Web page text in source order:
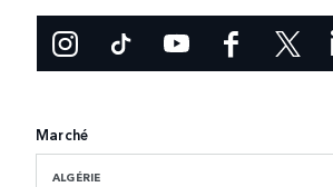
Marché
ALGÉRIE